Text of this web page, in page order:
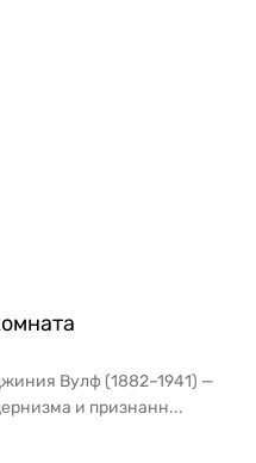
Вулф (1882–1941) —
и признанн...